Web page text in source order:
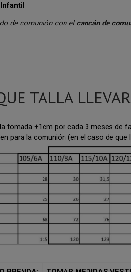
de comunión con el cancán de
TALLA
tomada +1cm por cada 3 meses de
para la comunión (en el caso de